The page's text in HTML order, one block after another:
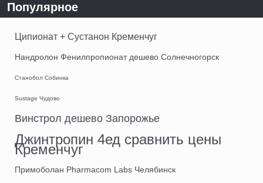
Популярное
Ципионат + Сустанон Кременчуг
Нандролон Фенилпропионат дешево Солнечногорск
Станобол Собинка
Sustage Чудово
Винстрол дешево Запорожье
Джинтропин 4ед сравнить цены
Кременчуг
Примоболан Pharmacom Labs Челябинск